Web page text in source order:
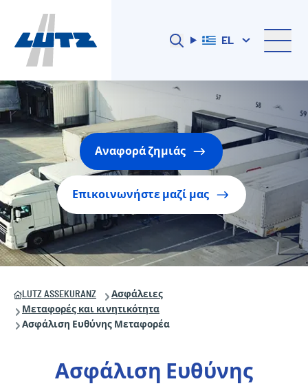
EL
Αναφορά ζημιάς
Επικοινωνήστε μαζί μας
LUTZ ASSEKURANZ
Ασφάλειες
Μεταφορές και κινητικότητα
Ασφάλιση Ευθύνης Μεταφορέα
Ασφάλιση Ευθύνης